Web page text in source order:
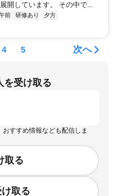
開しています。 その中で...
前 研修あり
夕方
4 5 次へ
を受け取る
おすすめ情報なども配信しま
取る
取る